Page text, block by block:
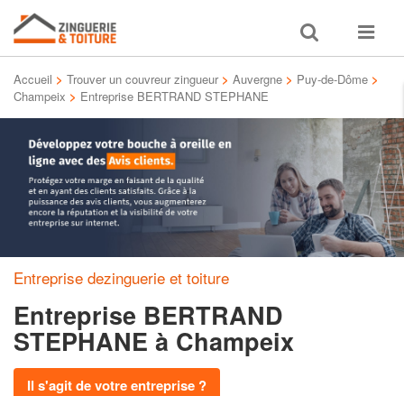
Toggle
search
Toggle
Accueil > Trouver un couvreur zingueur > Auvergne > Puy-de-Dôme >
Champeix > Entreprise BERTRAND STEPHANE
Entreprise dezinguerie et toiture
Entreprise BERTRAND
STEPHANE à Champeix
Il s'agit de votre entreprise ?